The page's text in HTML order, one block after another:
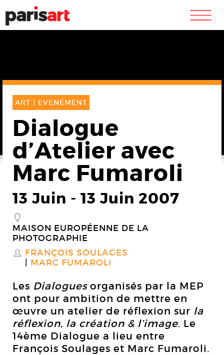
m
ART | EVENEMENT
Dialogue
d’Atelier avec
Marc Fumaroli
13 Juin - 13 Juin 2007
_
MAISON EUROPÉENNE DE LA
PHOTOGRAPHIE
S FRANÇOIS SOULAGES
MARC FUMAROLI
Les Dialoguesorganisés par la MEP
ont pour ambition de mettre en
œuvre un atelier de réflexion sur la
réflexion, la création & l’image. Le
14ème Dialogue a lieu entre
François Soulages et Marc Fumaroli.